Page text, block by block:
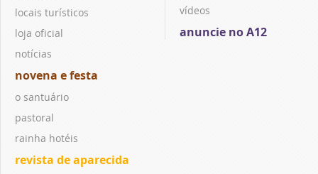
locais turísticos
loja oficial
notícias
novena e festa
o santuário
pastoral
rainha hotéis
revista de aparecida
vídeos
anuncie no A12